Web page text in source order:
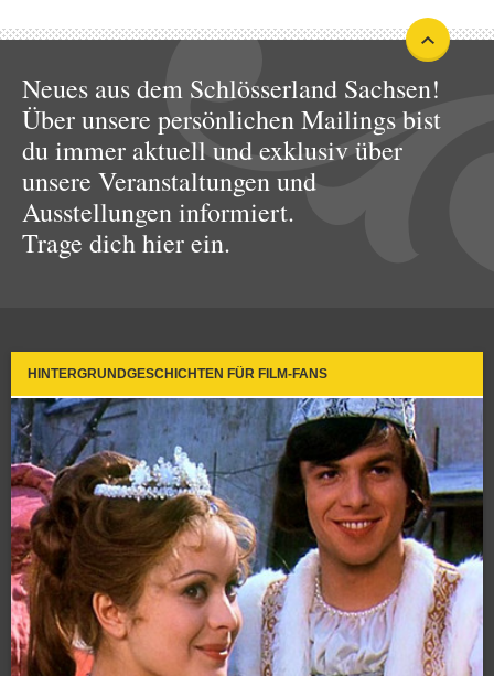
Neues aus dem Schlösserland Sachsen!
Über unsere persönlichen Mailings bist
du immer aktuell und exklusiv über
unsere Veranstaltungen und
Ausstellungen informiert.
Trage dich hier ein.
HINTERGRUNDGESCHICHTEN FÜR FILM-FANS